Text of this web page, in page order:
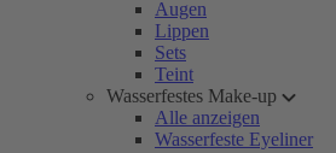
Augen
Lippen
Sets
Teint
Wasserfestes Make-up
Alle anzeigen
Wasserfeste Eyeliner